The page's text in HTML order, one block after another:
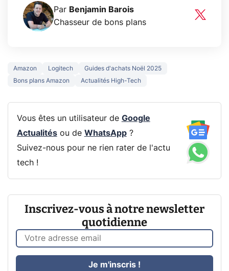
Par Benjamin Barois
Chasseur de bons plans
Amazon Logitech
Guides d'achats Noël 2025
Bons plans Amazon
Actualités High-Tech
Vous êtes un utilisateur de Google
Actualitésou de WhatsApp?
Suivez-nous pour ne rien rater de l'actu
tech !
Inscrivez-vous à notre newsletter
quotidienne
Je m'inscris !